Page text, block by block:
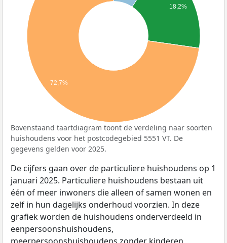
18,2%
72,7%
Bovenstaand taartdiagram toont de verdeling naar soorten
huishoudens voor het postcodegebied 5551 VT. De
gegevens gelden voor 2025.
De cijfers gaan over de particuliere huishoudens op 1
januari 2025. Particuliere huishoudens bestaan uit
één of meer inwoners die alleen of samen wonen en
zelf in hun dagelijks onderhoud voorzien. In deze
grafiek worden de huishoudens onderverdeeld in
eenpersoonshuishoudens,